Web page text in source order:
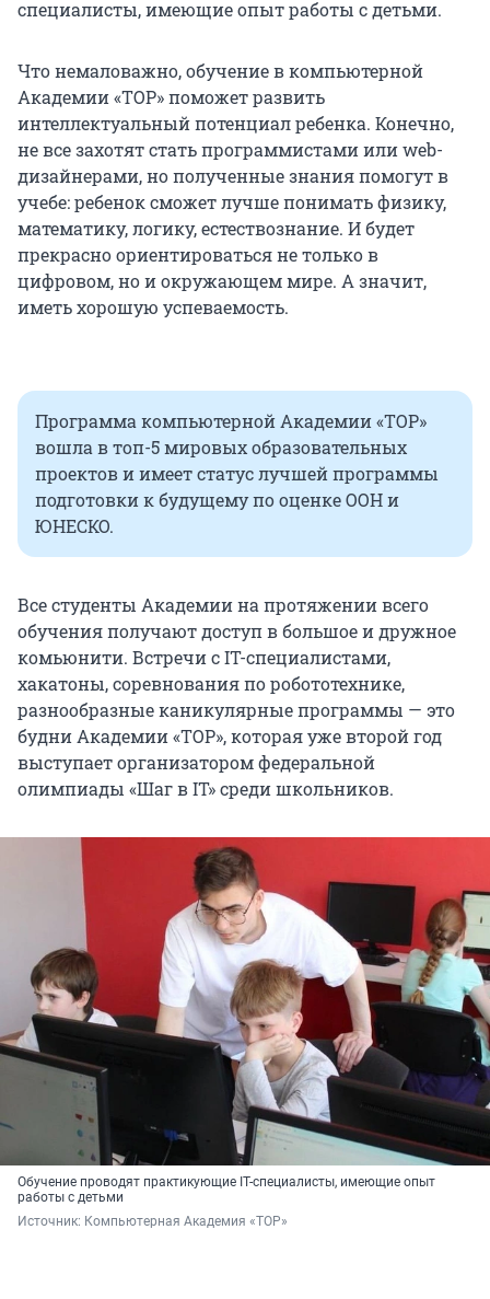
специалисты, имеющие опыт работы с детьми.
Что немаловажно, обучение в компьютерной
Академии «ТОР» поможет развить
интеллектуальный потенциал ребенка. Конечно,
не все захотят стать программистами или web-
дизайнерами, но полученные знания помогут в
учебе: ребенок сможет лучше понимать физику,
математику, логику, естествознание. И будет
прекрасно ориентироваться не только в
цифровом, но и окружающем мире. А значит,
иметь хорошую успеваемость.
Программа компьютерной Академии «ТОР»
вошла в топ-5 мировых образовательных
проектов и имеет статус лучшей программы
подготовки к будущему по оценке ООН и
ЮНЕСКО.
Все студенты Академии на протяжении всего
обучения получают доступ в большое и дружное
комьюнити. Встречи с IT-специалистами,
хакатоны, соревнования по робототехнике,
разнообразные каникулярные программы — это
будни Академии «TOP», которая уже второй год
выступает организатором федеральной
олимпиады «Шаг в IT» среди школьников.
Обучение проводят практикующие IT-специалисты, имеющие опыт
работы с детьми
Источник: Компьютерная Академия «ТОР»